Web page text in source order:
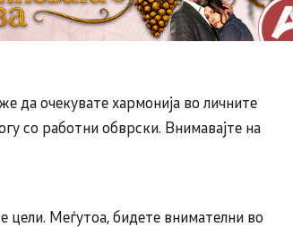
да очекувате хармонија во личните
со работни обврски. Внимавајте на
цели. Меѓутоа, бидете внимателни во